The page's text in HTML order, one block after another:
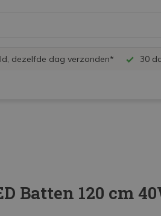
dezelfde dag verzonden* 30
Batten 120 cm